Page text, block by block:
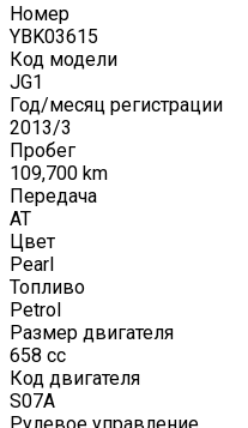
Номер
YBK03615
Код модели
JG1
Год/месяц регистрации
2013/3
Пробег
109,700 km
Передача
AT
Цвет
Pearl
Топливо
Petrol
Размер двигателя
658 cc
Код двигателя
S07A
Рулевое управление